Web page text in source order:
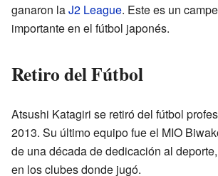
ganaron laJ2 League. Este es un
importante en el fútbol japonés.
Retiro del Fútbol
Atsushi Katagiri se retiró del fútbol
2013. Su último equipo fue el MIO
de una década de dedicación al
en los clubes donde jugó.